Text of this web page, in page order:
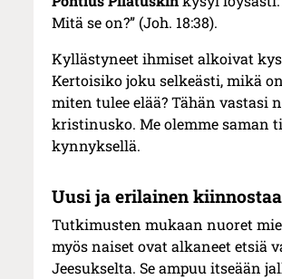
Mitä se on?” (Joh. 18:38).
Kyllästyneet ihmiset alkoivat
Kertoisiko joku selkeästi, mikä
miten tulee elää? Tähän vastasi
kristinusko. Me olemme saman
kynnyksellä.
Uusi ja erilainen kiinnostaa
Tutkimusten mukaan nuoret
myös naiset ovat alkaneet etsiä
Jeesukselta. Se ampuu itseään